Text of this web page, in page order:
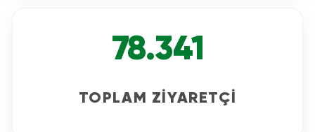
78.341
TOPLAM ZİYARETÇİ